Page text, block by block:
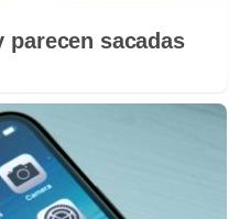
sacadas